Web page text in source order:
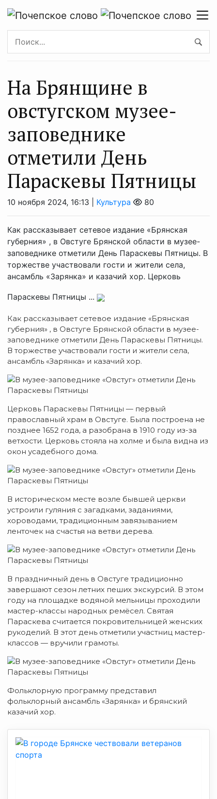
На Брянщине в
овстугском музее-
заповеднике
отметили День
Параскевы Пятницы
10 ноября 2024, 16:13 | Культура 80
Как рассказывает сетевое издание «Брянская
губерния» , в Овстуге Брянской области в музее-
заповеднике отметили День Параскевы Пятницы. В
торжестве участвовали гости и жители села,
ансамбль «Зарянка» и казачий хор. Церковь
Параскевы Пятницы ...
Как рассказывает сетевое издание «Брянская
губерния» , в Овстуге Брянской области в музее-
заповеднике отметили День Параскевы Пятницы.
В торжестве участвовали гости и жители села,
ансамбль «Зарянка» и казачий хор.
Церковь Параскевы Пятницы — первый
православный храм в Овстуге. Была построена не
позднее 1652 года, а разобрана в 1910 году из-за
ветхости. Церковь стояла на холме и была видна из
окон усадебного дома.
В историческом месте возле бывшей церкви
устроили гуляния с загадками, заданиями,
хороводами, традиционным завязыванием
ленточек на счастья на ветви дерева.
В праздничный день в Овстуге традиционно
завершают сезон летних пеших экскурсий. В этом
году на площадке водяной мельницы проходили
мастер-классы народных ремёсел. Святая
Параскева считается покровительницей женских
рукоделий. В этот день отметили участниц мастер-
классов — вручили грамоты.
Фольклорную программу представил
фольклорный ансамбль «Зарянка» и брянский
казачий хор.